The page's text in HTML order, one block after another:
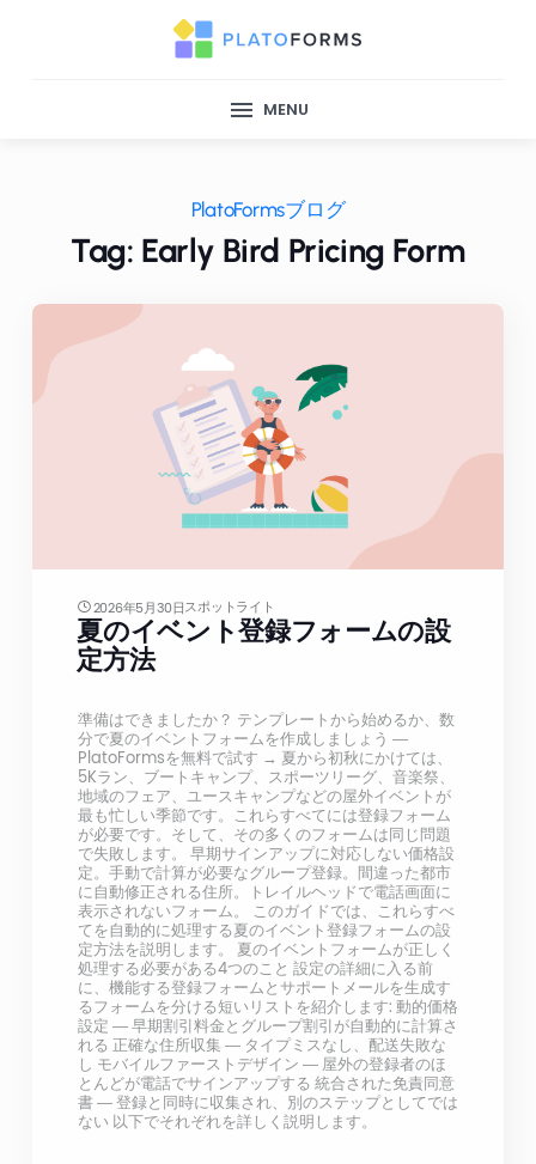
MENU
PlatoFormsブログ
Tag: Early Bird Pricing Form
2026年5月30日スポットライト
夏のイベント登録フォームの設
定方法
準備はできましたか？ テンプレートから始めるか、数
分で夏のイベントフォームを作成しましょう —
PlatoFormsを無料で試す → 夏から初秋にかけては、
5Kラン、ブートキャンプ、スポーツリーグ、音楽祭、
地域のフェア、ユースキャンプなどの屋外イベントが
最も忙しい季節です。これらすべてには登録フォーム
が必要です。そして、その多くのフォームは同じ問題
で失敗します。 早期サインアップに対応しない価格設
定。手動で計算が必要なグループ登録。間違った都市
に自動修正される住所。トレイルヘッドで電話画面に
表示されないフォーム。 このガイドでは、これらすべ
てを自動的に処理する夏のイベント登録フォームの設
定方法を説明します。 夏のイベントフォームが正しく
処理する必要がある4つのこと 設定の詳細に入る前
に、機能する登録フォームとサポートメールを生成す
るフォームを分ける短いリストを紹介します: 動的価格
設定 — 早期割引料金とグループ割引が自動的に計算さ
れる 正確な住所収集 — タイプミスなし、配送失敗な
し モバイルファーストデザイン — 屋外の登録者のほ
とんどが電話でサインアップする 統合された免責同意
書 — 登録と同時に収集され、別のステップとしてでは
ない 以下でそれぞれを詳しく説明します。